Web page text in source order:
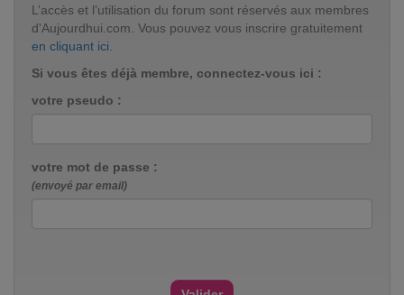
L’accès et l’utilisation du forum sont réservés aux membres
d'Aujourdhui.com. Vous pouvez vous inscrire gratuitement
en cliquant ici
Si vous êtes déjà membre, connectez-vous ici :
votre pseudo :
votre mot de passe :
(envoyé par email)